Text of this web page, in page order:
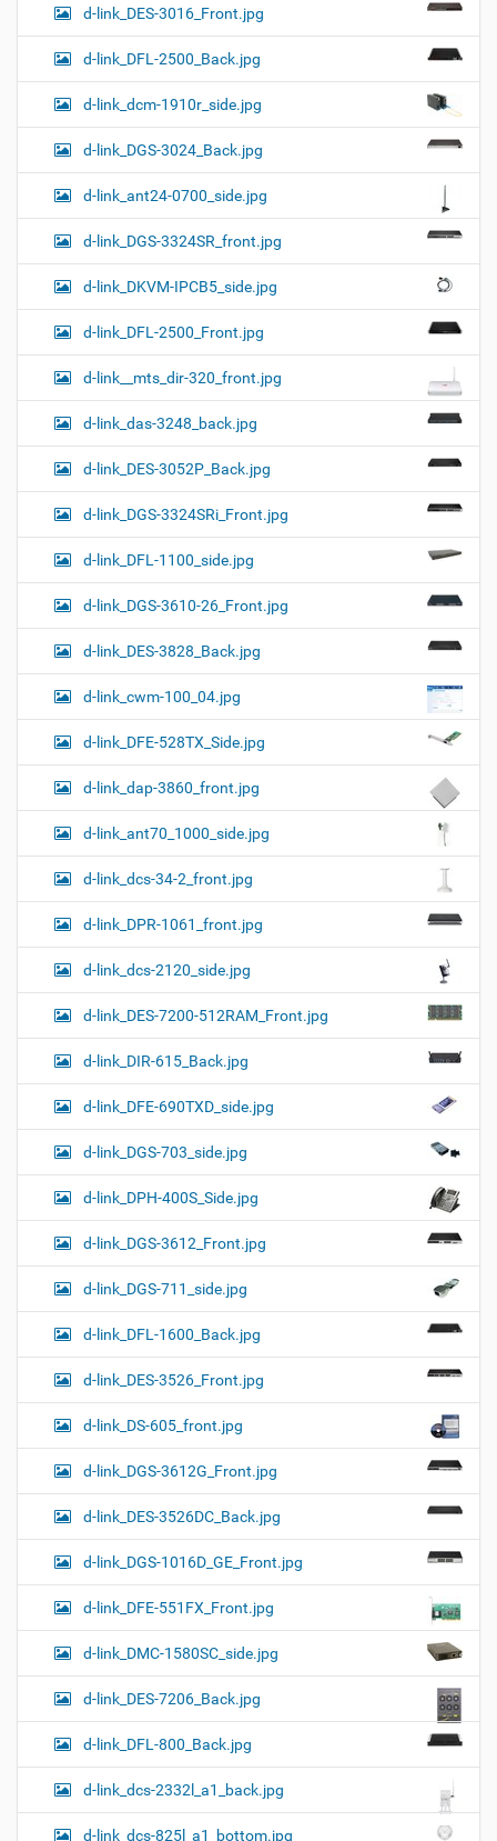
d-link_DES-3016_Front.jpg
d-link_DFL-2500_Back.jpg
d-link_dcm-1910r_side.jpg
d-link_DGS-3024_Back.jpg
d-link_ant24-0700_side.jpg
d-link_DGS-3324SR_front.jpg
d-link_DKVM-IPCB5_side.jpg
d-link_DFL-2500_Front.jpg
d-link__mts_dir-320_front.jpg
d-link_das-3248_back.jpg
d-link_DES-3052P_Back.jpg
d-link_DGS-3324SRi_Front.jpg
d-link_DFL-1100_side.jpg
d-link_DGS-3610-26_Front.jpg
d-link_DES-3828_Back.jpg
d-link_cwm-100_04.jpg
d-link_DFE-528TX_Side.jpg
d-link_dap-3860_front.jpg
d-link_ant70_1000_side.jpg
d-link_dcs-34-2_front.jpg
d-link_DPR-1061_front.jpg
d-link_dcs-2120_side.jpg
d-link_DES-7200-512RAM_Front.jpg
d-link_DIR-615_Back.jpg
d-link_DFE-690TXD_side.jpg
d-link_DGS-703_side.jpg
d-link_DPH-400S_Side.jpg
d-link_DGS-3612_Front.jpg
d-link_DGS-711_side.jpg
d-link_DFL-1600_Back.jpg
d-link_DES-3526_Front.jpg
d-link_DS-605_front.jpg
d-link_DGS-3612G_Front.jpg
d-link_DES-3526DC_Back.jpg
d-link_DGS-1016D_GE_Front.jpg
d-link_DFE-551FX_Front.jpg
d-link_DMC-1580SC_side.jpg
d-link_DES-7206_Back.jpg
d-link_DFL-800_Back.jpg
d-link_dcs-2332l_a1_back.jpg
d-link_dcs-825l_a1_bottom.jpg